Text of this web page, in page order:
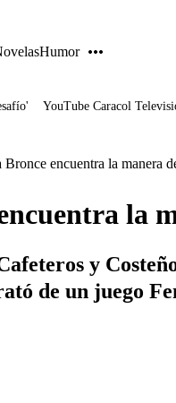
Humor
YouTube Caracol
encuentra la manera
la
y
de un juego